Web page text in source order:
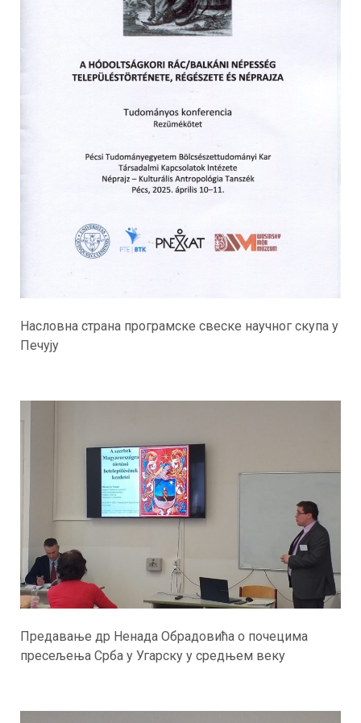
Насловна страна програмске свеске научног скупа у
Печују
Предавање др Ненада Обрадовића о почецима
пресељења Срба у Угарску у средњем веку